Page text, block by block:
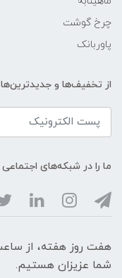
چرخ گوشت
پاوربانک
از تخفیف‌ها و
ما را در شبکه‌های اجتماعی
شما عزیزان هستیم.